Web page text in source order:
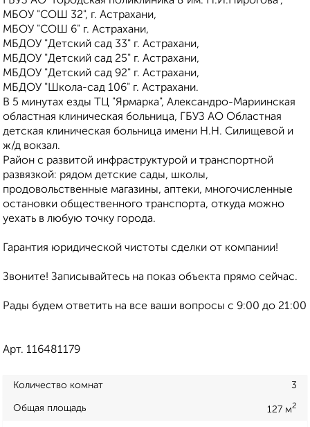
МБОУ "СОШ 32", г. Астрахани,
МБОУ "СОШ 6" г. Астрахани,
МБДОУ "Детский сад 33" г. Астрахани,
МБДОУ "Детский сад 25" г. Астрахани,
МБДОУ "Детский сад 92" г. Астрахани,
МБДОУ "Школа-сад 106" г. Астрахани.
В 5 минутах езды ТЦ "Ярмарка", Александро-Мариинская
областная клиническая больница, ГБУЗ АО Областная
детская клиническая больница имени Н.Н. Силищевой и
ж/д вокзал.
Район с развитой инфраструктурой и транспортной
развязкой: рядом детские сады, школы,
продовольственные магазины, аптеки, многочисленные
остановки общественного транспорта, откуда можно
уехать в любую точку города.
Гарантия юридической чистоты сделки от компании!
Звоните! Записывайтесь на показ объекта прямо сейчас.
Рады будем ответить на все ваши вопросы с 9:00 до 21:00
Арт. 116481179
Количество комнат 3
Общая площадь 127 м2